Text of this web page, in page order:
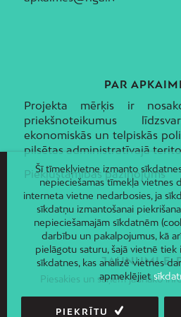
PAR
Projekta mērķis ir
priekšnoteikumus
ekonomiskās un telpiskās
pilsētas administratīvajā
Piekļūstamības paziņojums
JAUNUMI E-
Piesakies un saņem jaunāko
Šī tīmekļvietne izmanto
nepieciešamas tīmekļa vietnes
interneta vietne nedarbosies, ja
sīkdatņu izmantošanai
nepieciešamajām sīkdatnēm
darbību un pakalpojumus, kā
pielāgotu saturu, šajā vietnē tiek
sīkdatnes, kas analizē vietnes
apmeklējiet
PIEKRĪTU